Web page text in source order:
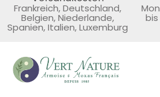
Frankreich, Deutschland,
Belgien, Niederlande,
Spanien, Italien, Luxemburg
bis